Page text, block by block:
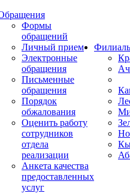
Формы
обращений
Личный прием
Электронные
обращения
Письменные
обращения
Порядок
обжалования
Оценить работу
сотрудников
отдела
реализации
Анкета качества
предоставленных
услуг